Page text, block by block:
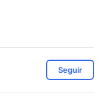
Seguir